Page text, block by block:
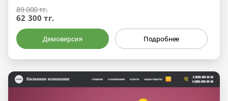
89 000 тг.
62 300 тг.
Демоверсия Подробнее